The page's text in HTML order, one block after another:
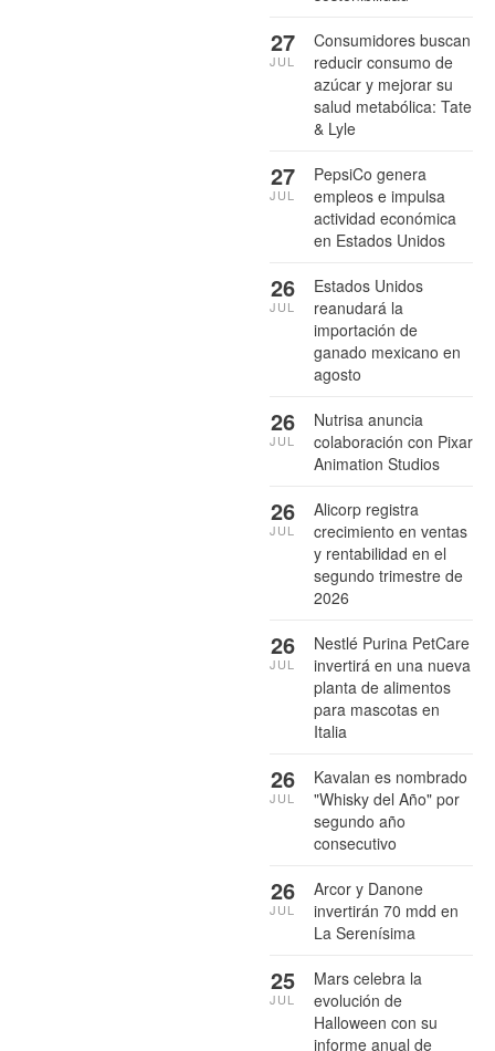
Consumidores buscan
reducir consumo de
azúcar y mejorar su
salud metabólica: Tate
& Lyle
27
JUL
PepsiCo genera
empleos e impulsa
actividad económica
en Estados Unidos
27
JUL
Estados Unidos
reanudará la
importación de
ganado mexicano en
agosto
26
JUL
Nutrisa anuncia
colaboración con Pixar
Animation Studios
26
JUL
Alicorp registra
crecimiento en ventas
y rentabilidad en el
segundo trimestre de
2026
26
JUL
Nestlé Purina PetCare
invertirá en una nueva
planta de alimentos
para mascotas en
Italia
26
JUL
Kavalan es nombrado
"Whisky del Año" por
segundo año
consecutivo
26
JUL
Arcor y Danone
invertirán 70 mdd en
La Serenísima
26
JUL
Mars celebra la
evolución de
Halloween con su
informe anual de
25
JUL